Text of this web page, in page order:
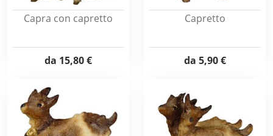
Capra con capretto
da 15,80 €
Capretto
da 5,90 €